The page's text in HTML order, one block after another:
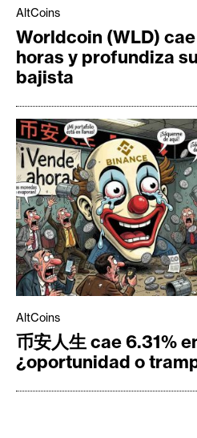
AltCoins
Worldcoin (WLD)
horas y profundiza
bajista
AltCoins
币安人生 cae 6.31%
¿oportunidad o